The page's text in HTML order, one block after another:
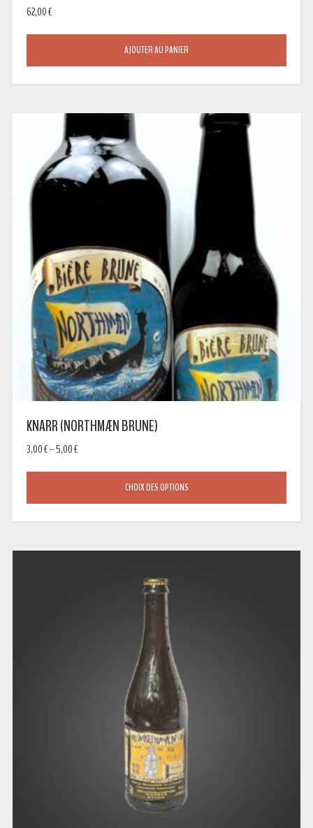
62,00€
AJOUTER AU PANIER
KNARR (NORTHMÆN BRUNE)
3,00€–5,00€
CHOIX DES OPTIONS